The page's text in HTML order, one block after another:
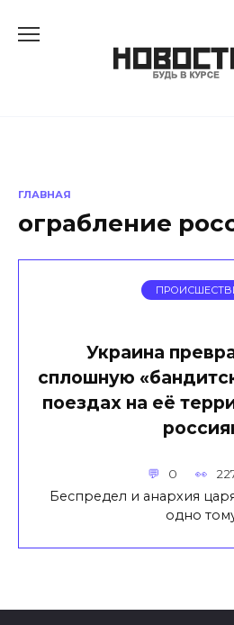
ГЛАВНАЯ
ограбление
Украина
сплошную
поездах на её
0
Беспредел и анархия
одно